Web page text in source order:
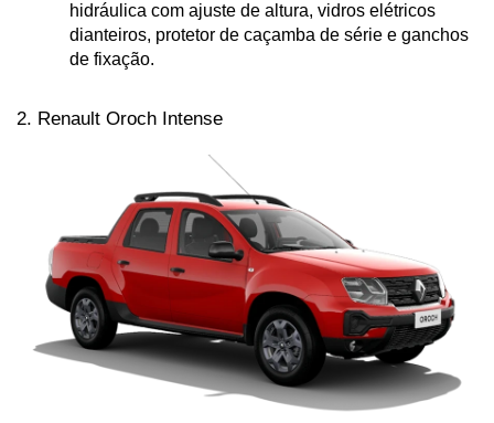
hidráulica com ajuste de altura, vidros elétricos
dianteiros, protetor de caçamba de série e ganchos
de fixação.
2. Renault Oroch Intense